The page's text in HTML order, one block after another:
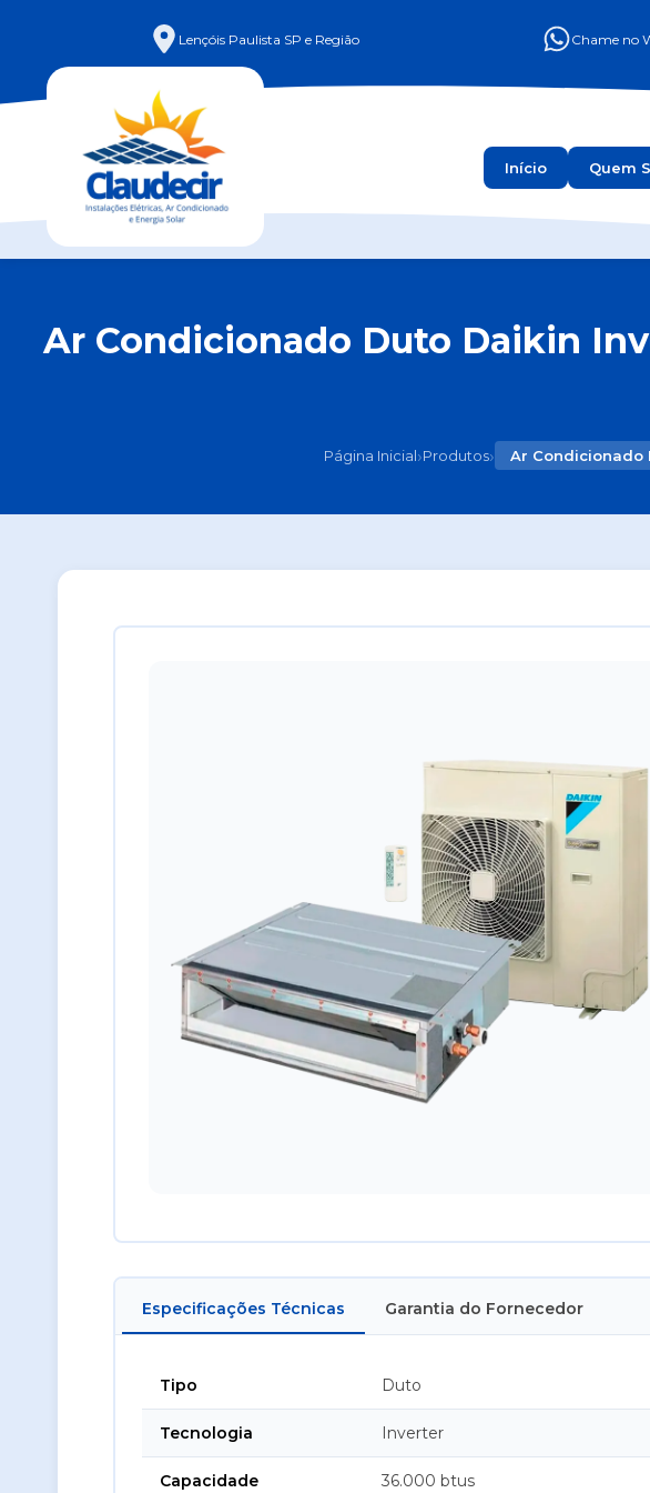
Lençóis Paulista SP e Região Chame no
Início Quem
Ar Condicionado Duto Daikin
Página Inicial›Produtos› Ar Condicionado
Especificações Técnicas Garantia do Fornecedor
Tipo Duto
Tecnologia Inverter
Capacidade 36.000 btus